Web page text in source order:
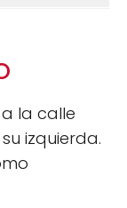
la calle
izquierda.